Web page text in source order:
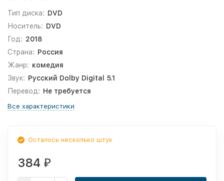
Тип диска: DVD
Носитель: DVD
Год: 2018
Страна: Россия
Жанр: комедия
Звук: Русский Dolby Digital 5.1
Перевод: Не требуется
Все характеристики
Осталось несколько штук
384 ₽